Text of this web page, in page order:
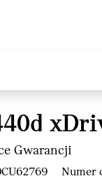
Gwarancji
Numer